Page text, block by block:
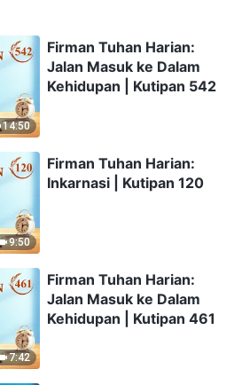
14:50
Firman Tuhan Harian:
Jalan Masuk ke Dalam
Kehidupan | Kutipan 542
9:50
Firman Tuhan Harian:
Inkarnasi | Kutipan 120
7:42
Firman Tuhan Harian:
Jalan Masuk ke Dalam
Kehidupan | Kutipan 461